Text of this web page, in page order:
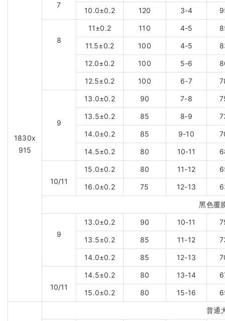
1830x
915
7
10.0±0.2 120 3-4
8
11±0.2 110 4-5
11.5±0.2 100 4-5
12.0±0.2 100 5-6
12.5±0.2 100 6-7
9
13.0±0.2 90 7-8
13.5±0.2 85 8-9
14.0±0.2 85 9-10
14.5±0.2 80 10-11
10/11
15.0±0.2 80 11-12
16.0±0.2 75 12-13
黑色覆
9
13.0±0.2 90 10-11
13.5±0.2 85 11-12
14.0±0.2 85 12-13
10/11
14.5±0.2 80 13-14
15.0±0.2 80 15-16
普通